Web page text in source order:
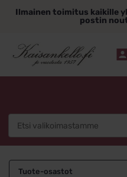
sisältöönIlmainen toimitus kaikille
postin
Tuote-osastot